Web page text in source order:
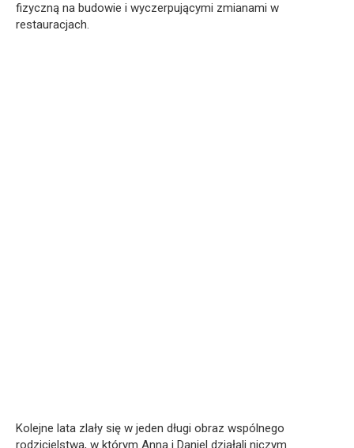
fizyczną na budowie i wyczerpującymi zmianami w
restauracjach.
Kolejne lata zlały się w jeden długi obraz wspólnego
rodzicielstwa, w którym Anna i Daniel działali niczym